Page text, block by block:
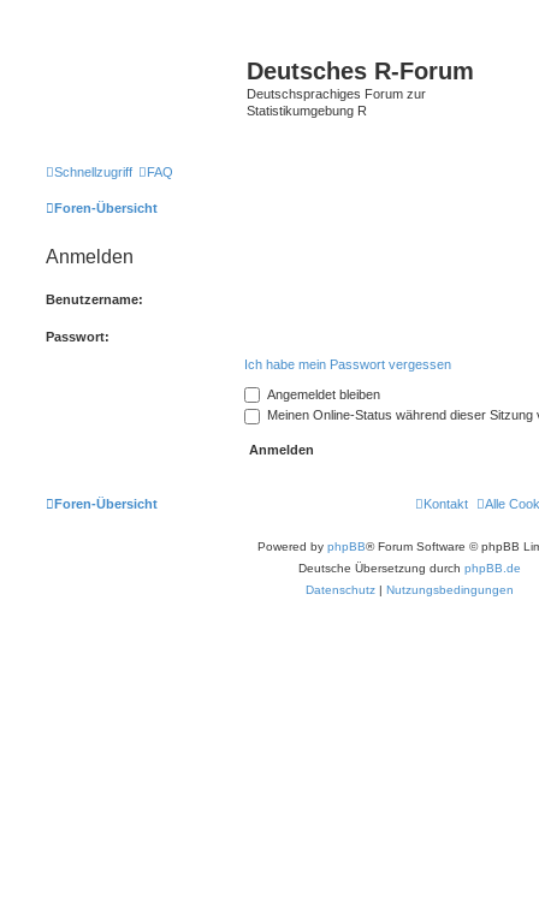
Deutsches R-Forum
Deutschsprachiges Forum zur
Statistikumgebung R
Schnellzugriff FAQ
Foren-Übersicht
Anmelden
Benutzername:
Passwort:
Ich habe mein Passwort vergessen
Angemeldet bleiben
Meinen Online-Status während dieser Sitzung
Foren-Übersicht Alle
Kontakt
Powered by phpBB® Forum Software © phpBB
Deutsche Übersetzung durch phpBB.de
Datenschutz | Nutzungsbedingungen